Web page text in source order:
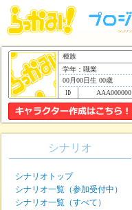
種族
学年：職業
00月00日生 00歳
AAA000000
シナリオ
シナリオトップ
シナリオ一覧（参加受付中）
シナリオ一覧（すべて）